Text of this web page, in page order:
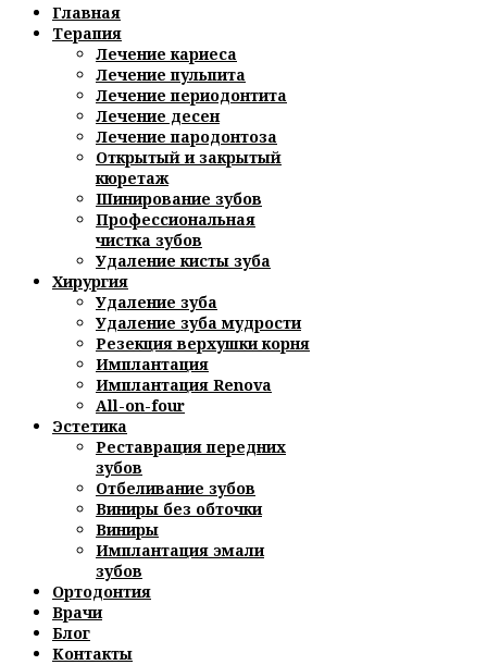
Главная
Терапия
Лечение кариеса
Лечение пульпита
Лечение периодонтита
Лечение десен
Лечение пародонтоза
Открытый и закрытый
кюретаж
Шинирование зубов
Профессиональная
чистка зубов
Удаление кисты зуба
Хирургия
Удаление зуба
Удаление зуба мудрости
Резекция верхушки корня
Имплантация
Имплантация Renova
All-on-four
Эстетика
Реставрация передних
зубов
Отбеливание зубов
Виниры без обточки
Виниры
Имплантация эмали
зубов
Ортодонтия
Врачи
Блог
Контакты